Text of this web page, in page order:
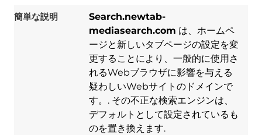
簡単な説明
Search.newtab-
mediasearch.com は、ホームペ
ージと新しいタブページの設定を変
更することにより、一般的に使用さ
れるWebブラウザに影響を与える
疑わしいWebサイトのドメインで
す。. その不正な検索エンジンは、
デフォルトとして設定されているも
のを置き換えます.